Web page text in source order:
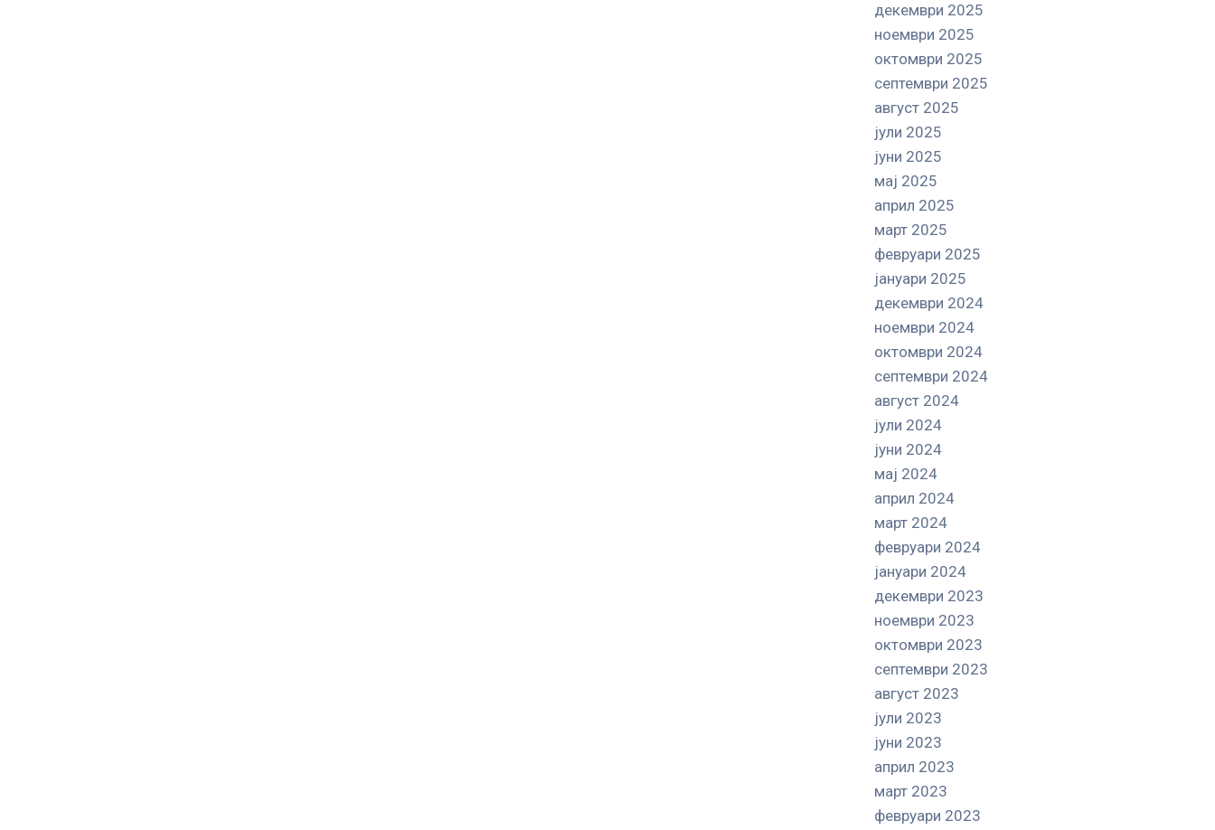
декември 2025
ноември 2025
октомври 2025
септември 2025
август 2025
јули 2025
јуни 2025
мај 2025
април 2025
март 2025
февруари 2025
јануари 2025
декември 2024
ноември 2024
октомври 2024
септември 2024
август 2024
јули 2024
јуни 2024
мај 2024
април 2024
март 2024
февруари 2024
јануари 2024
декември 2023
ноември 2023
октомври 2023
септември 2023
август 2023
јули 2023
јуни 2023
април 2023
март 2023
февруари 2023